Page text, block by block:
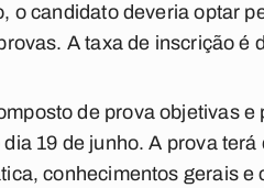
o candidato deveria optar
A taxa de inscrição é
de prova objetivas
19 de junho. A prova
conhecimentos gerais e